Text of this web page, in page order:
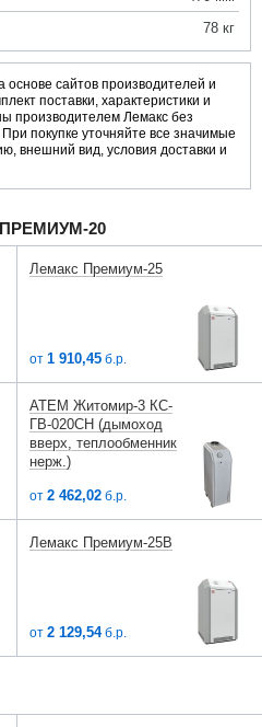
78 кг
сайтов производителей и
поставки, характеристики и
производителем Лемакс без
покупке уточняйте все значимые
внешний вид, условия доставки и
20
Лемакс Премиум-25
от 1 910,45б.р.
АТЕМ Житомир-3 КС-
ГВ-020СН (дымоход
вверх, теплообменник
нерж.)
от 2 462,02б.р.
Лемакс Премиум-25B
от 2 129,54б.р.